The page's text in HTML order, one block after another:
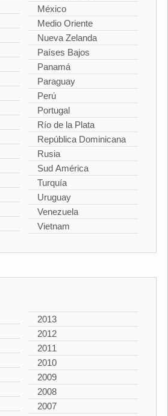
México
Medio Oriente
Nueva Zelanda
Países Bajos
Panamá
Paraguay
Perú
Portugal
Río de la Plata
República Dominicana
Rusia
Sud América
Turquía
Uruguay
Venezuela
Vietnam
2013
2012
2011
2010
2009
2008
2007